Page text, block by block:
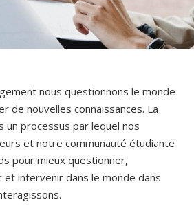
nous questionnons le monde
de nouvelles connaissances. La
un processus par lequel nos
et notre communauté étudiante
pour mieux questionner,
intervenir dans le monde dans